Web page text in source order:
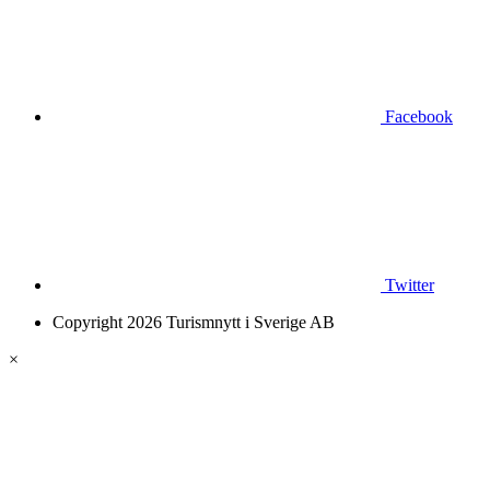
Facebook
Twitter
Copyright 2026 Turismnytt i Sverige AB
×